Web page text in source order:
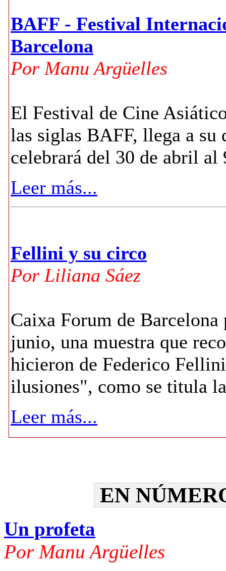
BAFF - Festival
Barcelona
Por Manu Argüelles
El Festival de Cine
las siglas BAFF, llega a su
celebrará del 30 de abril al
Leer más...
Fellini y su circo
Por Liliana Sáez
Caixa Forum de
junio, una muestra que
hicieron de Federico
ilusiones", como se titula
Leer más...
EN
Un profeta
Por Manu Argüelles